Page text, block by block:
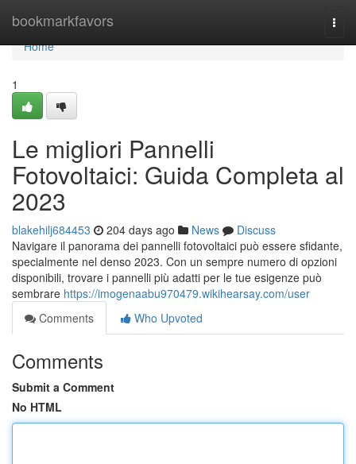
bookmarkfavors
Home
Home
1
Le migliori Pannelli
Fotovoltaici: Guida Completa al
2023
blakehilj684453 204 days ago News
Discuss
Navigare il panorama dei pannelli fotovoltaici può essere sfidante,
specialmente nel denso 2023. Con un sempre numero di opzioni
disponibili, trovare i pannelli più adatti per le tue esigenze può
sembrare https://imogenaabu970479.wikihearsay.com/user
Comments
Who Upvoted
Comments
Submit a Comment
No HTML